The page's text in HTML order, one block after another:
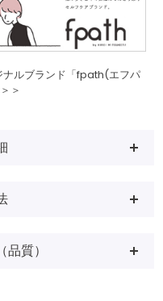
ナルブランド「fpath(エフパ
＞
質）